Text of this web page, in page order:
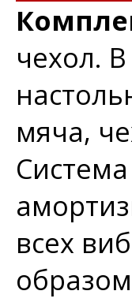
чехол.
мяча,
всех